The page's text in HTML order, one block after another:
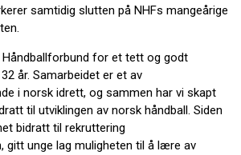
samtidig slutten på NHFs mangeårige
Håndballforbund for et tett og godt
år. Samarbeidet er et av
i norsk idrett, og sammen har vi skapt
til utviklingen av norsk håndball. Siden
bidratt til rekruttering
gitt unge lag muligheten til å lære av